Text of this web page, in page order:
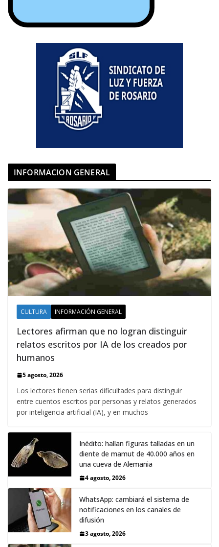
INFORMACION GENERAL
CULTURA INFORMACIÓN GENERAL
Lectores afirman que no logran distinguir
relatos escritos por IA de los creados por
humanos
5 agosto, 2026
Los lectores tienen serias dificultades para distinguir
entre cuentos escritos por personas y relatos generados
por inteligencia artificial (IA), y en muchos
Inédito: hallan figuras talladas en un
diente de mamut de 40.000 años en
una cueva de Alemania
4 agosto, 2026
WhatsApp: cambiará el sistema de
notificaciones en los canales de
difusión
3 agosto, 2026